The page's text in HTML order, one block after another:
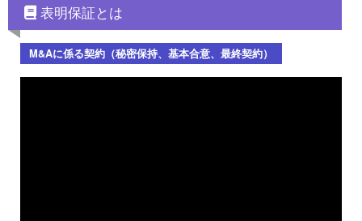
表明保証とは
M&Aに係る契約（秘密保持、基本合意、最終契約）